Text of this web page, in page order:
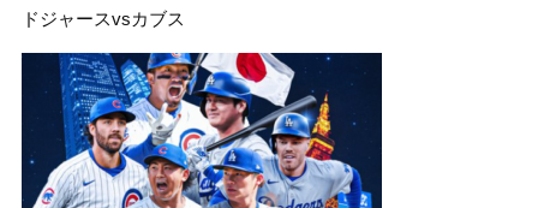
ドジャースvsカブス